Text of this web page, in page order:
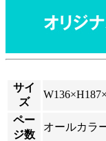
サイ
ズ
ペー
ジ数
オールカラ